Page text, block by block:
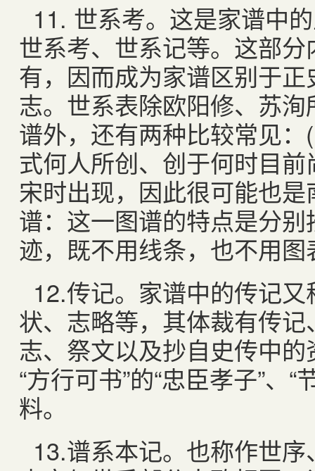
11. 世系考。这是家谱中
世系考、世系记等。这部
有，因而成为家谱区别于
志。世系表除欧阳修、苏
谱外，还有两种比较常见：
式何人所创、创于何时目
宋时出现，因此很可能也
谱：这一图谱的特点是分
迹，既不用线条，也不用图
12.传记。家谱中的传记
状、志略等，其体裁有传
志、祭文以及抄自史传中
“方行可书”的“忠臣孝子”、
料。
13.谱系本记。也称作世